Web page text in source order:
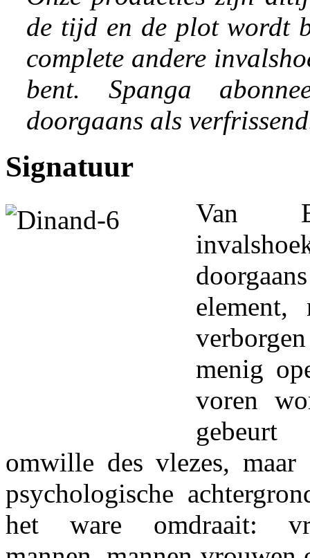
de tijd en de plot wordt
complete andere
bent. Spanga
doorgaans als
Signatuur
Van
menig
voren
omwille des vlezes,
psychologische
het ware omdraait: